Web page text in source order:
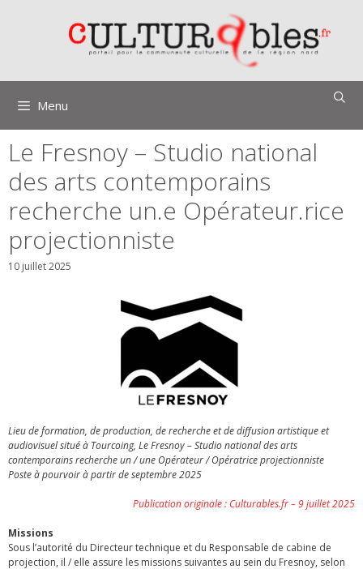
Menu
Le Fresnoy – Studio national
des arts contemporains
recherche un.e Opérateur.rice
projectionniste
10 juillet 2025
Lieu de formation, de production, de recherche et de diffusion artistique et
audiovisuel situé à Tourcoing, Le Fresnoy – Studio national des arts
contemporains recherche un / une Opérateur / Opératrice projectionniste
Poste à pourvoir à partir de septembre 2025
Publication originale : Culturables.fr – 9 juillet 2025
Missions
Sous l’autorité du Directeur technique et du Responsable de cabine de
projection, il / elle assure les missions suivantes au sein du Fresnoy, selon